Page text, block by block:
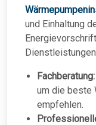
und Einhaltung
Fachberatung:
um die beste
empfehlen.